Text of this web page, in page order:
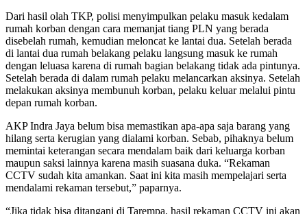
Dari hasil olah TKP, polisi menyimpulkan pelaku masuk kedalam
rumah korban dengan cara memanjat tiang PLN yang berada
disebelah rumah, kemudian meloncat ke lantai dua. Setelah berada
di lantai dua rumah belakang pelaku langsung masuk ke rumah
dengan leluasa karena di rumah bagian belakang tidak ada pintunya.
Setelah berada di dalam rumah pelaku melancarkan aksinya. Setelah
melakukan aksinya membunuh korban, pelaku keluar melalui pintu
depan rumah korban.
AKP Indra Jaya belum bisa memastikan apa-apa saja barang yang
hilang serta kerugian yang dialami korban. Sebab, pihaknya belum
memintai keterangan secara mendalam baik dari keluarga korban
maupun saksi lainnya karena masih suasana duka. “Rekaman
CCTV sudah kita amankan. Saat ini kita masih mempelajari serta
mendalami rekaman tersebut,” paparnya.
“Jika tidak bisa ditangani di Tarempa, hasil rekaman CCTV ini akan